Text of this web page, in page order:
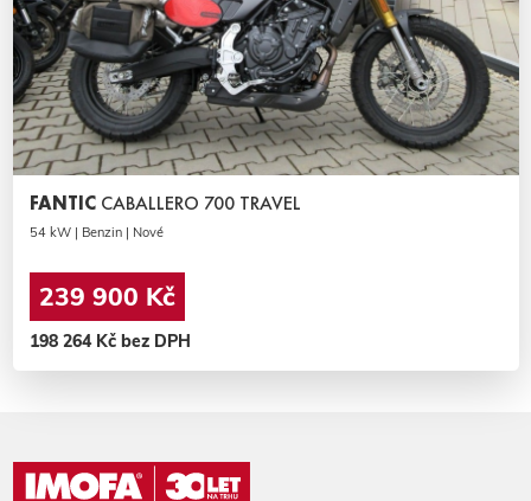
FANTIC CABALLERO 700 TRAVEL
54 kW | Benzin | Nové
239 900 Kč
198 264 Kč bez DPH